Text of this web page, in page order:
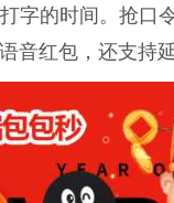
字的时间。抢口
音红包，还支持